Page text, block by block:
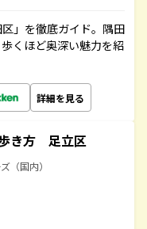
」を徹底ガイド。隅田
くほど奥深い魅力を紹
詳細を見る
き方 足立区
（国内）